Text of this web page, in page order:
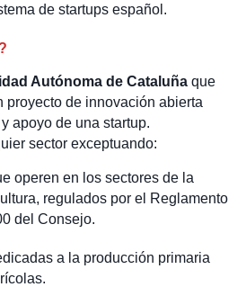
de startups español.
Autónoma de Cataluña que
proyecto de innovación abierta
apoyo de una startup.
sector exceptuando:
operen en los sectores de la
regulados por el Reglamento
del Consejo.
a la producción primaria